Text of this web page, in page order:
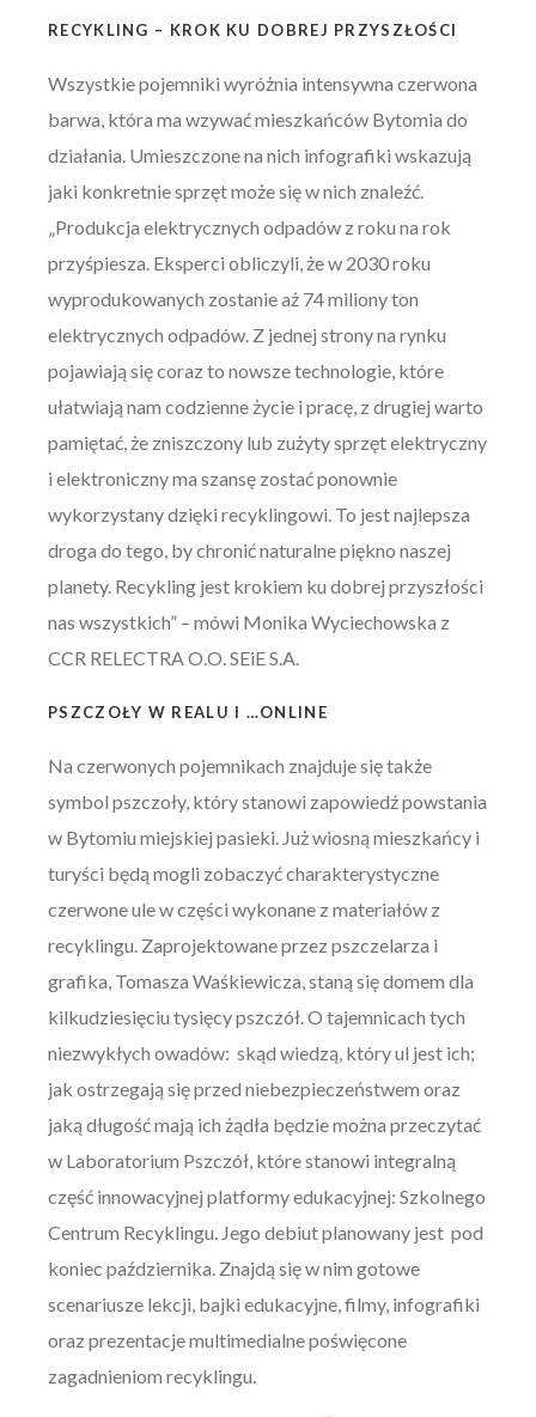
RECYKLING – KROK KU DOBREJ PRZYSZŁOŚCI
Wszystkie pojemniki wyróżnia intensywna czerwona
barwa, która ma wzywać mieszkańców Bytomia do
działania. Umieszczone na nich infografiki wskazują
jaki konkretnie sprzęt może się w nich znaleźć.
„Produkcja elektrycznych odpadów z roku na rok
przyśpiesza. Eksperci obliczyli, że w 2030 roku
wyprodukowanych zostanie aż 74 miliony ton
elektrycznych odpadów. Z jednej strony na rynku
pojawiają się coraz to nowsze technologie, które
ułatwiają nam codzienne życie i pracę, z drugiej warto
pamiętać, że zniszczony lub zużyty sprzęt elektryczny
i elektroniczny ma szansę zostać ponownie
wykorzystany dzięki recyklingowi. To jest najlepsza
droga do tego, by chronić naturalne piękno naszej
planety. Recykling jest krokiem ku dobrej przyszłości
nas wszystkich” – mówi Monika Wyciechowska z
CCR RELECTRA O.O. SEiE S.A.
PSZCZOŁY W REALU I …ONLINE
Na czerwonych pojemnikach znajduje się także
symbol pszczoły, który stanowi zapowiedź powstania
w Bytomiu miejskiej pasieki. Już wiosną mieszkańcy i
turyści będą mogli zobaczyć charakterystyczne
czerwone ule w części wykonane z materiałów z
recyklingu. Zaprojektowane przez pszczelarza i
grafika, Tomasza Waśkiewicza, staną się domem dla
kilkudziesięciu tysięcy pszczół. O tajemnicach tych
niezwykłych owadów: skąd wiedzą, który ul jest ich;
jak ostrzegają się przed niebezpieczeństwem oraz
jaką długość mają ich żądła będzie można przeczytać
w Laboratorium Pszczół, które stanowi integralną
część innowacyjnej platformy edukacyjnej: Szkolnego
Centrum Recyklingu. Jego debiut planowany jest pod
koniec października. Znajdą się w nim gotowe
scenariusze lekcji, bajki edukacyjne, filmy, infografiki
oraz prezentacje multimedialne poświęcone
zagadnieniom recyklingu.